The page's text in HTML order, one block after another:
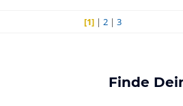
[1] |2 |3
Finde